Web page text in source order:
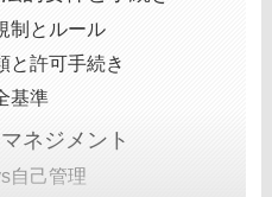
制とルール
と許可手続き
基準
ネジメント
自己管理